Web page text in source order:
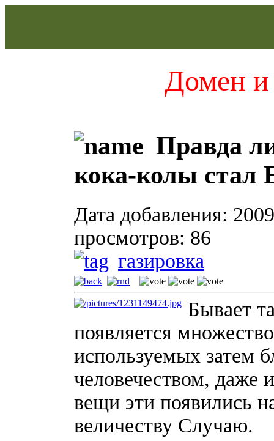
Домен и
Правда
кока-колы стал
Дата добавления:
просмотров: 86
газировка
Бывает
появляется
используемых затем
человечеством,
вещи эти появились
величеству Случаю.